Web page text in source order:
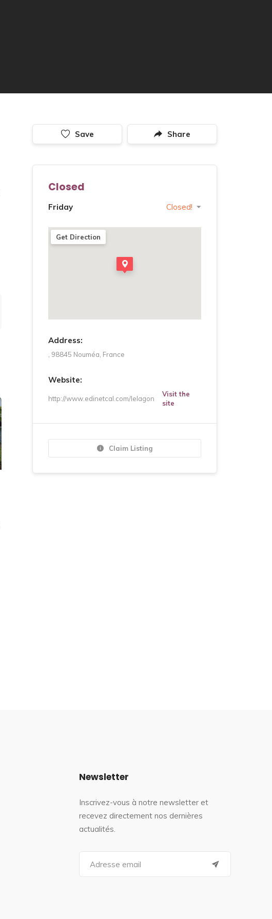
Save Share
Closed
Friday Closed!
Get Direction
Address:
, 98845 Nouméa, France
Website:
http://www.edinetcal.com/lelagon
Visit the
site
Claim Listing
Newsletter
Inscrivez-vous à notre newsletter et
recevez directement nos dernières
actualités.
a